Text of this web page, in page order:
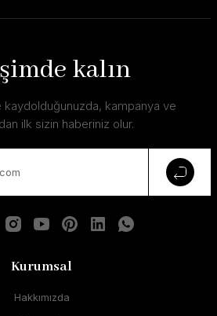
kalın
kaydolduğunuzda, kampanya ve
ilk sizin haberiniz olur.
Kurumsal
Hakkımızda